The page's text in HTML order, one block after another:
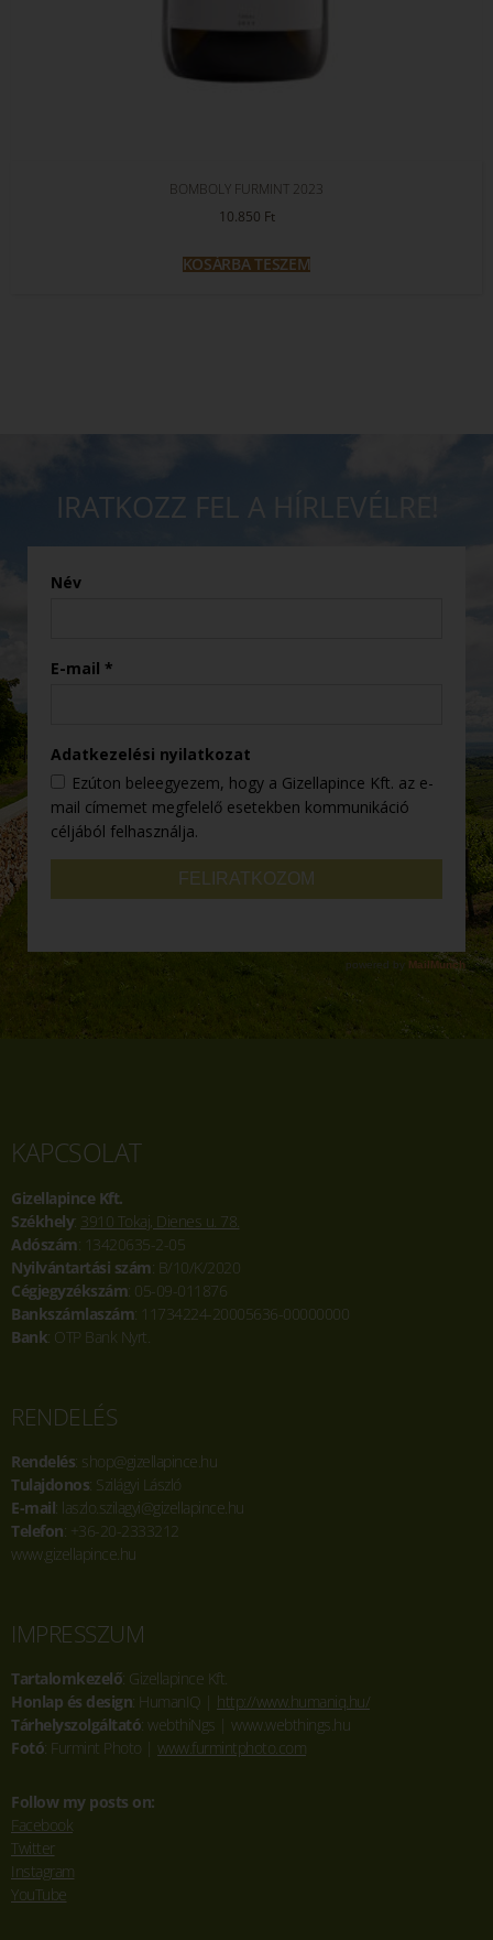
BOMBOLY FURMINT 2023
10.850 Ft
KOSÁRBA TESZEM
IRATKOZZ FEL A HÍRLEVÉLRE!
KAPCSOLAT
Gizellapince Kft.
Székhely: 3910 Tokaj, Dienes u. 78.
Adószám: 13420635-2-05
Nyilvántartási szám: B/10/K/2020
Cégjegyzékszám: 05-09-011876
Bankszámlaszám: 11734224-20005636-00000000
Bank: OTP Bank Nyrt.
RENDELÉS
Rendelés: shop@gizellapince.hu
Tulajdonos: Szilágyi László
E-mail: laszlo.szilagyi@gizellapince.hu
Telefon: +36-20-2333212
www.gizellapince.hu
IMPRESSZUM
Tartalomkezelő: Gizellapince Kft.
Honlap és design: HumanIQ | http://www.humaniq.hu/
Tárhelyszolgáltató: webthiNgs | www.webthings.hu
Fotó: Furmint Photo | www.furmintphoto.com
Follow my posts on:
Facebook
Twitter
Instagram
YouTube